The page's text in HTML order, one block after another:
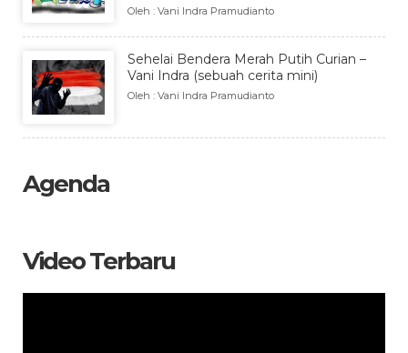
Oleh : Vani Indra Pramudianto
Sehelai Bendera Merah Putih Curian –
Vani Indra (sebuah cerita mini)
Oleh : Vani Indra Pramudianto
Agenda
Video Terbaru